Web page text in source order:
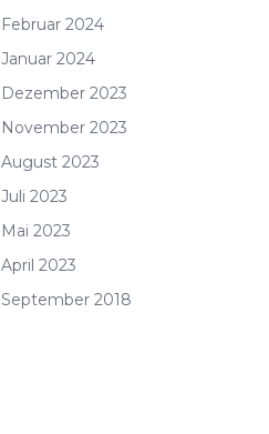
Februar 2024
Januar 2024
Dezember 2023
November 2023
August 2023
Juli 2023
Mai 2023
April 2023
September 2018